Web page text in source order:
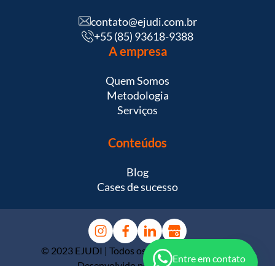
Entre em contato
contato@ejudi.com.br
+55 (85) 93618-9388
A empresa
Quem Somos
Metodologia
Serviços
Conteúdos
Blog
Cases de sucesso
© 2023 EJUDI | Todos os direitos reservados |